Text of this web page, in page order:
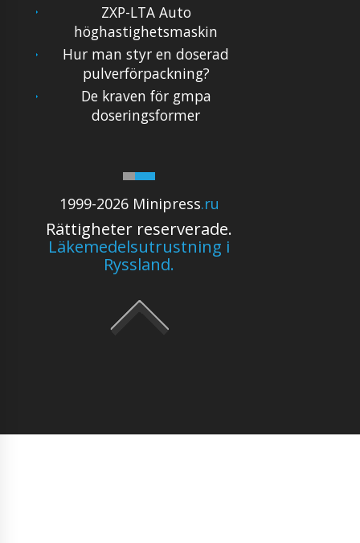
1999-2026 Minipress.ru
Rättigheter reserverade.
Läkemedelsutrustning i
Ryssland.
ZXP-LTA Auto
höghastighetsmaskin
Hur man styr en doserad
pulverförpackning?
De kraven för gmpa
doseringsformer